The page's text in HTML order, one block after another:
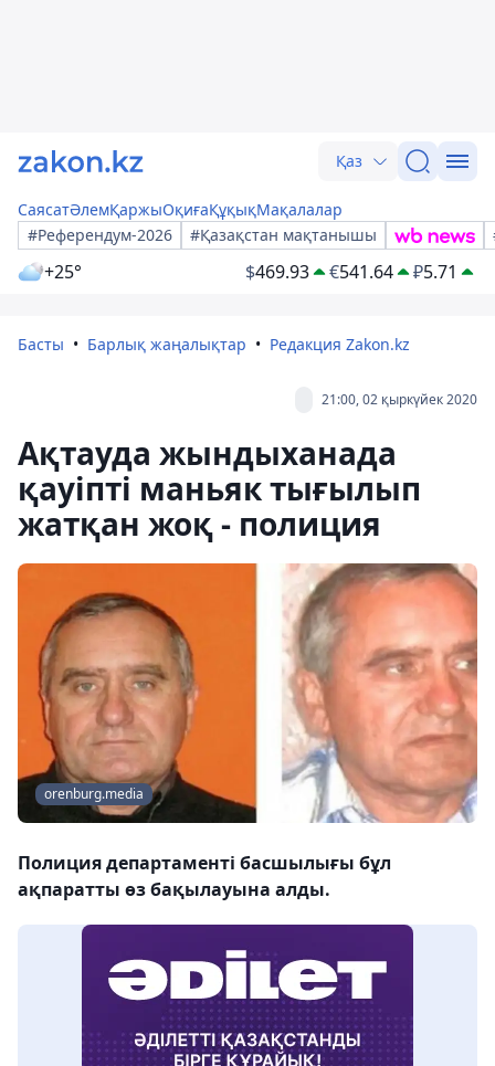
Қаз
СаясатӘлемҚаржыОқиғаҚұқықМақалалар
#Референдум-2026
#Қазақстан мақтанышы
+25° $469.93 €541.64 ₽5.71
Басты Барлық жаңалықтар Редакция Zakon.kz
21:00, 02 қыркүйек 2020
Ақтауда жындыханада
қауіпті маньяк тығылып
жатқан жоқ - полиция
orenburg.media
Полиция департаменті басшылығы бұл
ақпаратты өз бақылауына алды.